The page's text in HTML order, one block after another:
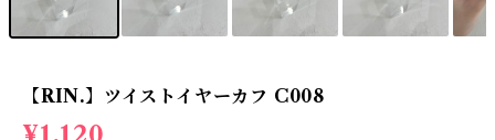
【RIN.】ツイストイヤーカフ C008